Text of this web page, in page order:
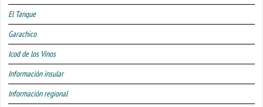
El Tanque
Garachico
Icod de los Vinos
Información insular
Información regional